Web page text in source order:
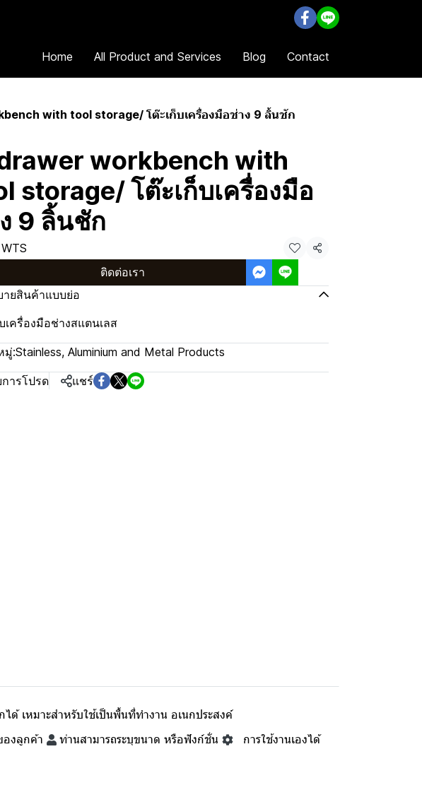
Home All Product and Services Blog Contact
with tool storage/ โต๊ะเก็บเครื่องมือช่าง 9 ลิ้นชัก
workbench with
storage/ โต๊ะเก็บเครื่องมือ
9 ลิ้นชัก
แชร์
ติดต่อเรา
ายสินค้าแบบย่อ
เครื่องมือช่างสแตนเลส
มู่:Stainless, Aluminium and Metal Products
การโปรด แชร์
เหมาะสำหรับใช้เป็นพื้นที่ทำงาน อเนกประสงค์
องลูกค้า
ท่านสามารถระบุขนาด หรือฟังก์ชั่น
การใช้งานเองได้